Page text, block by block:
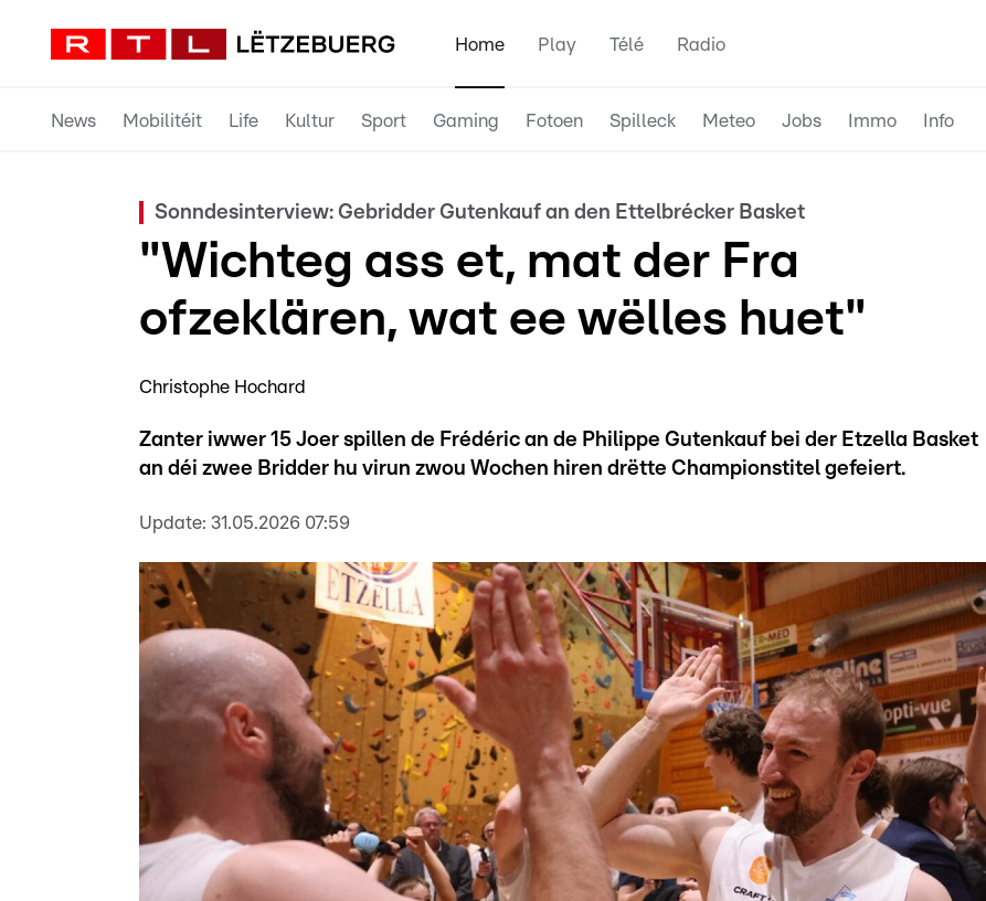
Home Play Télé Radio
News Mobilitéit Life Kultur Sport Gaming Fotoen Spilleck Meteo Jobs Immo Info
Sonndesinterview: Gebridder Gutenkauf an den Ettelbrécker Basket
"Wichteg ass et, mat der Fra
ofzeklären, wat ee wëlles huet"
Christophe Hochard
Zanter iwwer 15 Joer spillen de Frédéric an de Philippe Gutenkauf bei der Etzella Basket
an déi zwee Bridder hu virun zwou Wochen hiren drëtte Championstitel gefeiert.
Update: 31.05.2026 07:59